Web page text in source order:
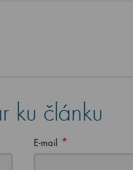
ku článku
E-mail *